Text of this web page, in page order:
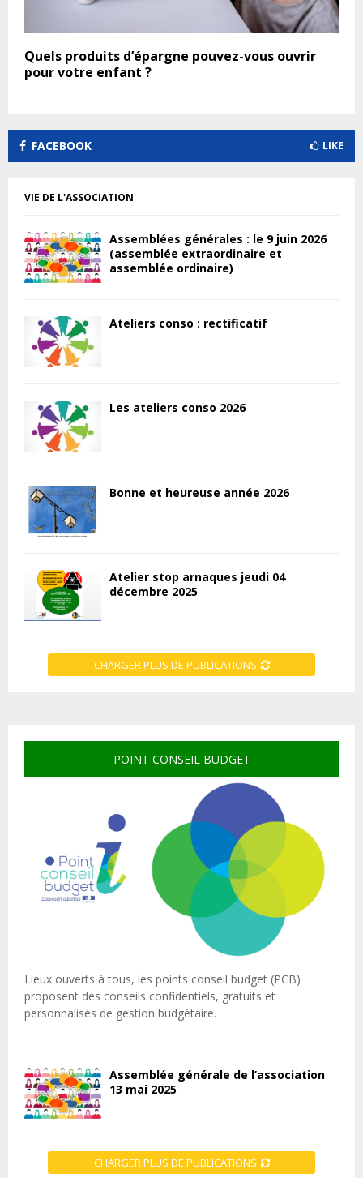
Quels produits d’épargne pouvez-vous ouvrir
pour votre enfant ?
FACEBOOK LIKE
VIE DE L'ASSOCIATION
Assemblées générales : le 9 juin 2026
(assemblée extraordinaire et
assemblée ordinaire)
Ateliers conso : rectificatif
Les ateliers conso 2026
Bonne et heureuse année 2026
Atelier stop arnaques jeudi 04
décembre 2025
CHARGER PLUS DE PUBLICATIONS
POINT CONSEIL BUDGET
Lieux ouverts à tous, les points conseil budget (PCB)
proposent des conseils confidentiels, gratuits et
personnalisés de gestion budgétaire.
Assemblée générale de l’association
13 mai 2025
CHARGER PLUS DE PUBLICATIONS